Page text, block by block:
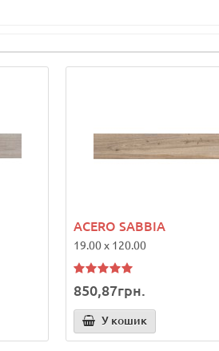
ACERO SABBIA
19.00 x 120.00
850,87грн.
У кошик